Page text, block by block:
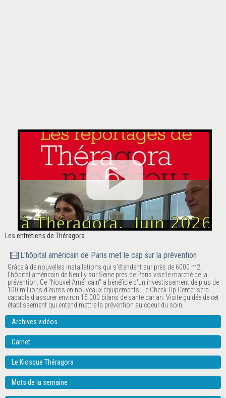
Les entretiens de Théragora
L'hôpital américain de Paris met le cap sur la prévention
Grâce à de nouvelles installations qui s'étendent sur près de 6000 m2,
l'hôpital américain de Neuilly sur Seine près de Paris vise le marché de la
prévention. Ce "Nouvel Américain" a bénéficié d'un investissement de plus de
100 millions d'euros en nouveaux équipements. Le Check-Up Center sera
capable d'assurer environ 15 000 bilans de santé par an. Visite guidée de cet
établissement qui entend mettre la prévention au coeur du soin.
Archives vidéos
Carnet
Le Kiosque Théragora
Mots de la semaine